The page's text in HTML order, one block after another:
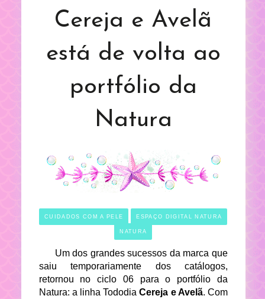
Cereja e Avelã
está de volta ao
portfólio da
Natura
CUIDADOS COM A PELE ESPAÇO DIGITAL NATURA
NATURA
Um dos grandes sucessos da marca que
saiu temporariamente dos catálogos,
retornou no ciclo 06 para o portfólio da
Natura: a linha TododiaCereja e Avelã. Com